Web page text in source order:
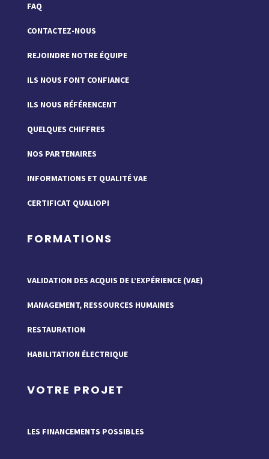
FAQ
CONTACTEZ-NOUS
REJOINDRE NOTRE ÉQUIPE
ILS NOUS FONT CONFIANCE
ILS NOUS RÉFÉRENCENT
QUELQUES CHIFFRES
NOS PARTENAIRES
INFORMATIONS ET QUALITÉ VAE
CERTIFICAT QUALIOPI
FORMATIONS
VALIDATION DES ACQUIS DE L’EXPÉRIENCE (VAE)
MANAGEMENT, RESSOURCES HUMAINES
RESTAURATION
HABILITATION ÉLECTRIQUE
VOTRE PROJET
LES FINANCEMENTS POSSIBLES